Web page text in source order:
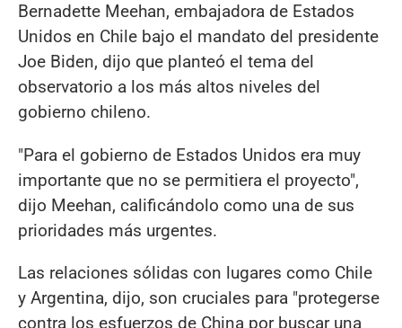
Bernadette Meehan, embajadora de Estados
Unidos en Chile bajo el mandato del presidente
Joe Biden, dijo que planteó el tema del
observatorio a los más altos niveles del
gobierno chileno.
"Para el gobierno de Estados Unidos era muy
importante que no se permitiera el proyecto",
dijo Meehan, calificándolo como una de sus
prioridades más urgentes.
Las relaciones sólidas con lugares como Chile
y Argentina, dijo, son cruciales para "protegerse
contra los esfuerzos de China por buscar una